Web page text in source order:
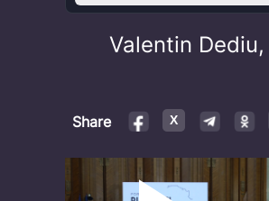
Valentin
Share